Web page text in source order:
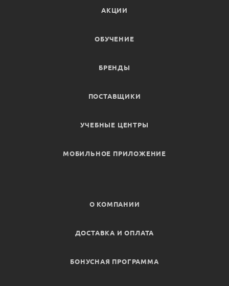
АКЦИИ
ОБУЧЕНИЕ
БРЕНДЫ
ПОСТАВЩИКИ
УЧЕБНЫЕ ЦЕНТРЫ
МОБИЛЬНОЕ ПРИЛОЖЕНИЕ
О КОМПАНИИ
ДОСТАВКА И ОПЛАТА
БОНУСНАЯ ПРОГРАММА